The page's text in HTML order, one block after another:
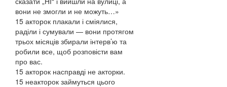
вони не змогли и не можуть…»
15 акторок плакали і сміялися,
раділи і сумували — вони протягом
трьох місяців збирали інтерв’ю та
робили все, щоб розповісти вам
про вас.
15 акторок насправді не акторки.
15 неакторок займуться цього